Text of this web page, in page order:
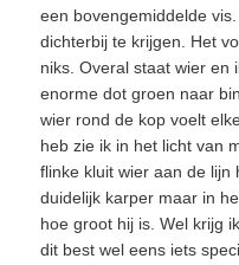
een bovengemiddelde
dichterbij te krijgen. Het
niks. Overal staat wier en
enorme dot groen naar
wier rond de kop voelt
heb zie ik in het licht van
flinke kluit wier aan de lijn
duidelijk karper maar in
hoe groot hij is. Wel krijg
dit best wel eens iets